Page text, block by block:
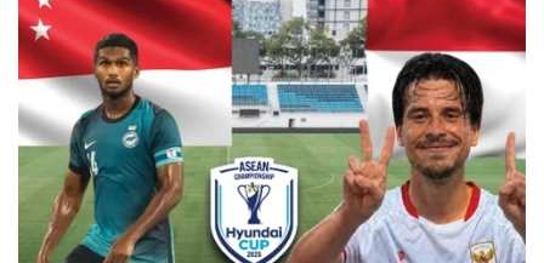
Pháp luật
Vụ án
Tin nóng
Tư vấn luật
Quân sự - Quốc phòng
Vũ khí
Việt Nam
Phân tích